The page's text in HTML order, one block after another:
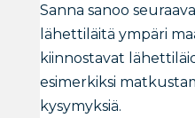
Sanna sanoo
lähettiläitä ympäri
kiinnostavat
esimerkiksi
kysymyksiä.